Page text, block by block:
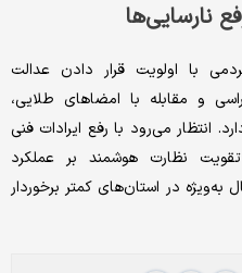
نارسایی‌‌‌ها
با اولویت قرار دادن عدالت
و مقابله با امضاهای طلایی،
انتظار می‌رود با رفع ایرادات فنی
نظارت هوشمند بر عملکرد
به‌‌‌ویژه در استان‌‌‌های کمتر برخوردار